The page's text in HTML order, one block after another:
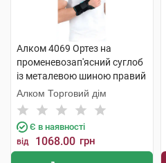
Алком 4069 Ортез на
променевозап'ясний суглоб
із металевою шиною правий
універсальний 1 шт
Алком Торговий дім
Є в наявності
від 1068.00 грн